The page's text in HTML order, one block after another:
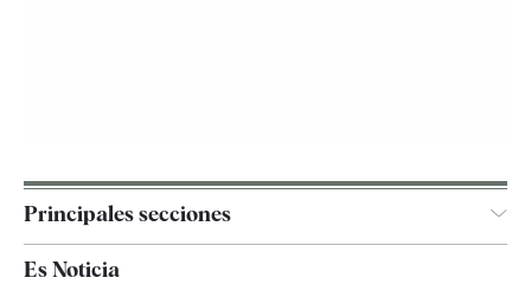
Principales secciones
Es Noticia